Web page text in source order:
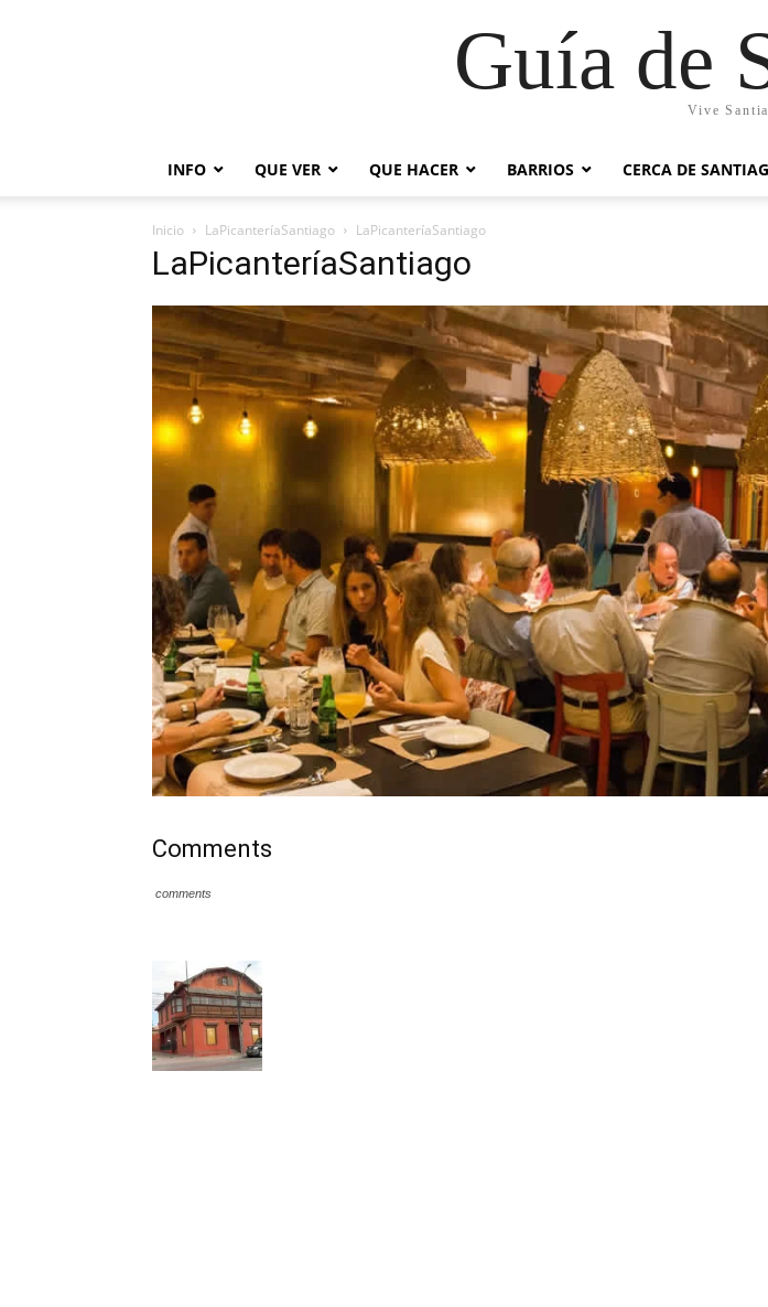
Guía de
Vive
INFO QUE VER QUE HACER BARRIOS CERCA DE
Inicio LaPicanteríaSantiago LaPicanteríaSantiago
LaPicanteríaSantiago
Comments
comments